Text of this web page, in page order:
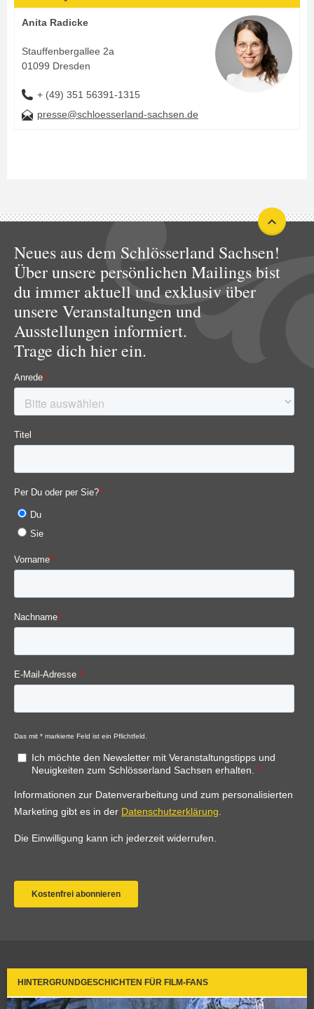
Anita Radicke
Stauffenbergallee 2a
01099 Dresden
+ (49) 351 56391-1315
presse@schloesserland-sachsen.de
Neues aus dem Schlösserland Sachsen!
Über unsere persönlichen Mailings bist
du immer aktuell und exklusiv über
unsere Veranstaltungen und
Ausstellungen informiert.
Trage dich hier ein.
HINTERGRUNDGESCHICHTEN FÜR FILM-FANS